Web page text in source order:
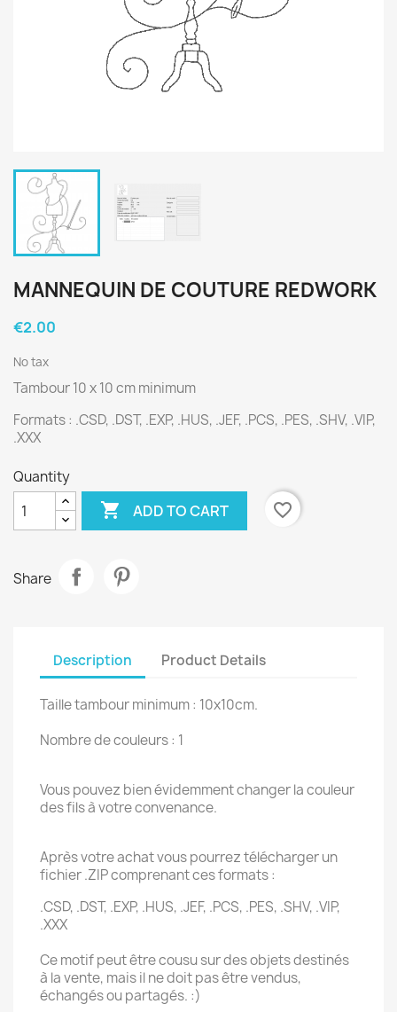
MANNEQUIN DE COUTURE REDWORK
€2.00
No tax
Tambour 10 x 10 cm minimum
Formats : .CSD, .DST, .EXP, .HUS, .JEF, .PCS, .PES, .SHV, .VIP,
.XXX
Quantity
 ADD TO CART favorite_border
Share
Description Product Details
Taille tambour minimum : 10x10cm.
Nombre de couleurs : 1
Vous pouvez bien évidemment changer la couleur
des fils à votre convenance.
Après votre achat vous pourrez télécharger un
fichier .ZIP comprenant ces formats :
.CSD, .DST, .EXP, .HUS, .JEF, .PCS, .PES, .SHV, .VIP,
.XXX
Ce motif peut être cousu sur des objets destinés
à la vente, mais il ne doit pas être vendus,
échangés ou partagés. :)